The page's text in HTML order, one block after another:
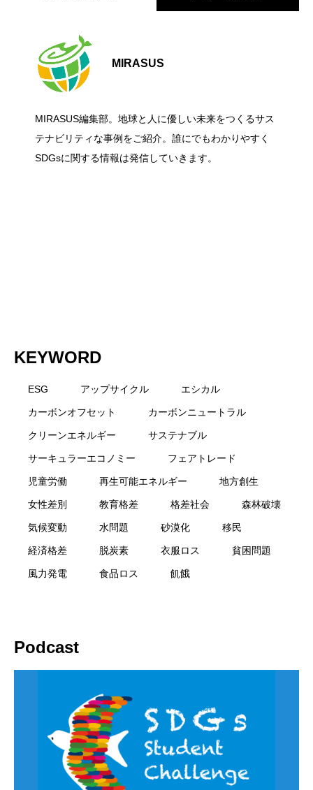
MIRASUS
MIRASUS編集部。地球と人に優しい未来をつくるサス
テナビリティな事例をご紹介。誰にでもわかりやすく
SDGsに関する情報は発信していきます。
2026.07.06
ペ「Floating Wind Challenge」に挑戦
2026.06.27
ステナブルな選び方と今日からできるこ
2026.06.27 グリーンリカバリーとは？ 経済復興と脱
KEYWORD
ESG アップサイクル エシカル
カーボンオフセット カーボンニュートラル
クリーンエネルギー サステナブル
サーキュラーエコノミー フェアトレード
児童労働 再生可能エネルギー 地方創生
女性差別 教育格差 格差社会 森林破壊
気候変動 水問題 砂漠化 移民
経済格差 脱炭素 衣服ロス 貧困問題
風力発電 食品ロス 飢餓
Podcast